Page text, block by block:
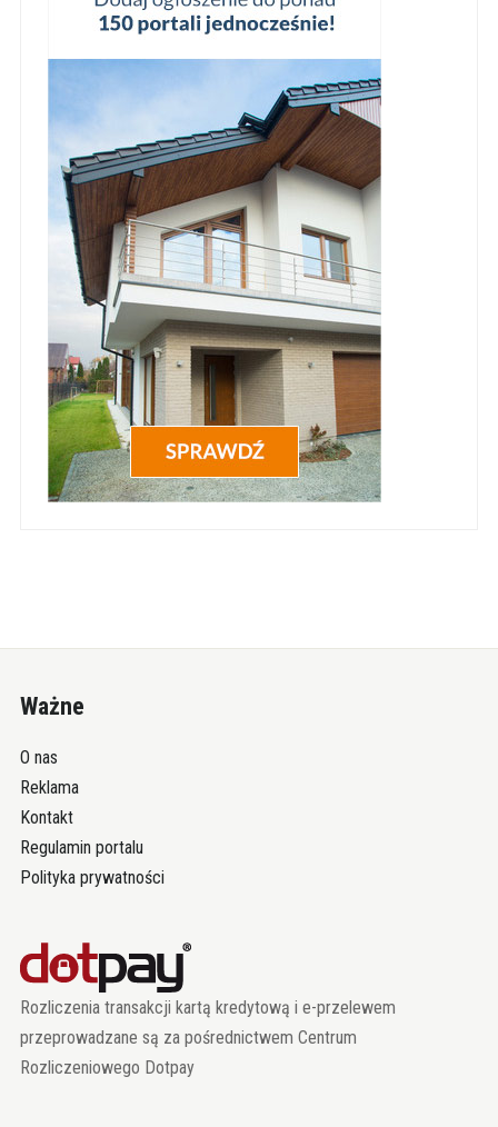
Ważne
O nas
Reklama
Kontakt
Regulamin portalu
Polityka prywatności
Rozliczenia transakcji kartą kredytową i e-przelewem
przeprowadzane są za pośrednictwem Centrum
Rozliczeniowego Dotpay